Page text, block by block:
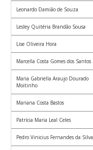
Leonardo Damião de Souza
Lesley Quitéria Brandão Sousa
Lise Oliveira Hora
Marcella Costa Gomes dos Santos
Maria Gabriella Araujo Dourado
Moitinho
Mariana Costa Bastos
Patrícia Maria Leal Celes
Pedro Vinicius Fernandes da Silva